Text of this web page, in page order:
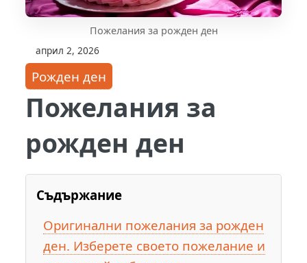
Пожелания за рожден ден
април 2, 2026
Рожден ден
Пожелания за
рожден ден
Съдържание
Оригинални пожелания за рожден
ден. Изберете своето пожелание и